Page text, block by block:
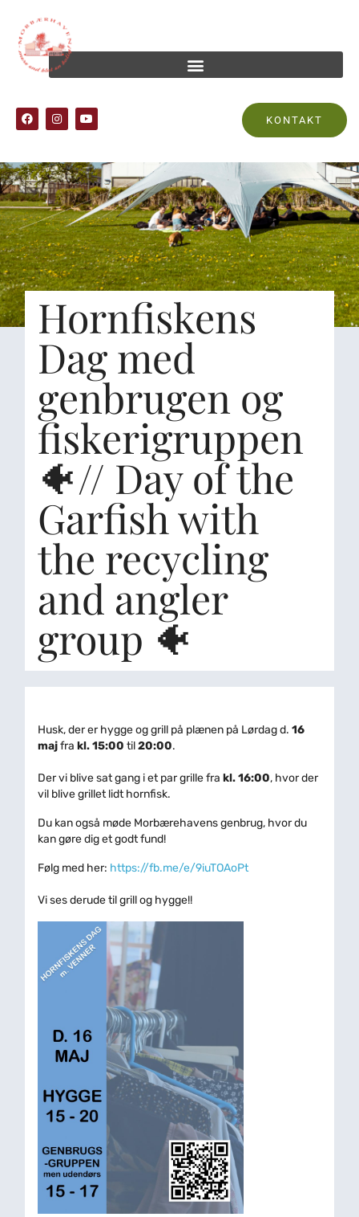
KONTAKT
Hornfiskens
Dag med
genbrugen og
fiskerigruppen
🐠// Day of the
Garfish with
the recycling
and angler
group 🐠
Husk, der er hygge og grill på plænen på Lørdag d. 16
majfra kl. 15:00 til20:00.
Der vi blive sat gang i et par grille fra kl. 16:00, hvor der
vil blive grillet lidt hornfisk.
Du kan også møde Morbærehavens genbrug, hvor du
kan gøre dig et godt fund!
Følg med her: https://fb.me/e/9iuTOAoPt
Vi ses derude til grill og hygge!!